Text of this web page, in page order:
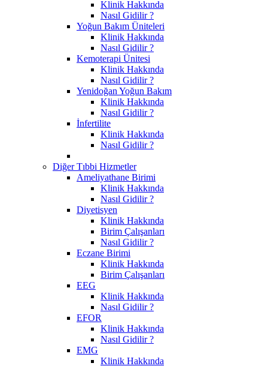
Klinik Hakkında
Nasıl Gidilir ?
Yoğun Bakım Üniteleri
Klinik Hakkında
Nasıl Gidilir ?
Kemoterapi Ünitesi
Klinik Hakkında
Nasıl Gidilir ?
Yenidoğan Yoğun Bakım
Klinik Hakkında
Nasıl Gidilir ?
İnfertilite
Klinik Hakkında
Nasıl Gidilir ?
Diğer Tıbbi Hizmetler
Ameliyathane Birimi
Klinik Hakkında
Nasıl Gidilir ?
Diyetisyen
Klinik Hakkında
Birim Çalışanları
Nasıl Gidilir ?
Eczane Birimi
Klinik Hakkında
Birim Çalışanları
EEG
Klinik Hakkında
Nasıl Gidilir ?
EFOR
Klinik Hakkında
Nasıl Gidilir ?
EMG
Klinik Hakkında